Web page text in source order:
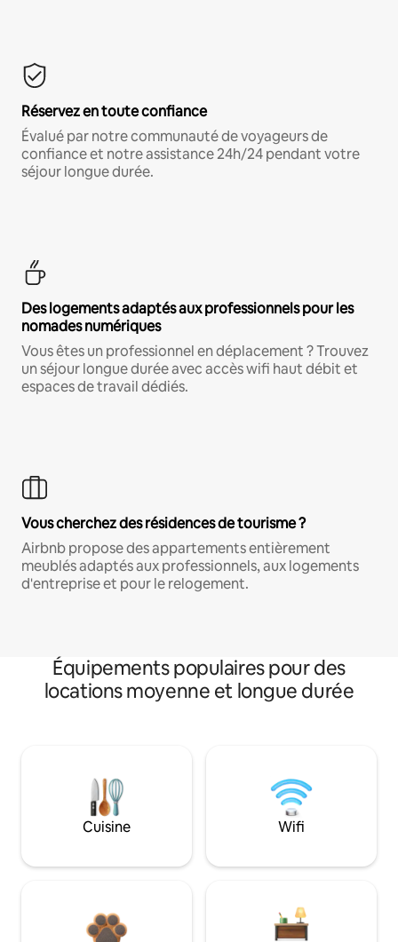
Réservez en toute confiance
Évalué par notre communauté de voyageurs de
confiance et notre assistance 24h/24 pendant votre
séjour longue durée.
Des logements adaptés aux professionnels pour les
nomades numériques
Vous êtes un professionnel en déplacement ? Trouvez
un séjour longue durée avec accès wifi haut débit et
espaces de travail dédiés.
Vous cherchez des résidences de tourisme ?
Airbnb propose des appartements entièrement
meublés adaptés aux professionnels, aux logements
d'entreprise et pour le relogement.
Équipements populaires pour des
locations moyenne et longue durée
Cuisine Wifi